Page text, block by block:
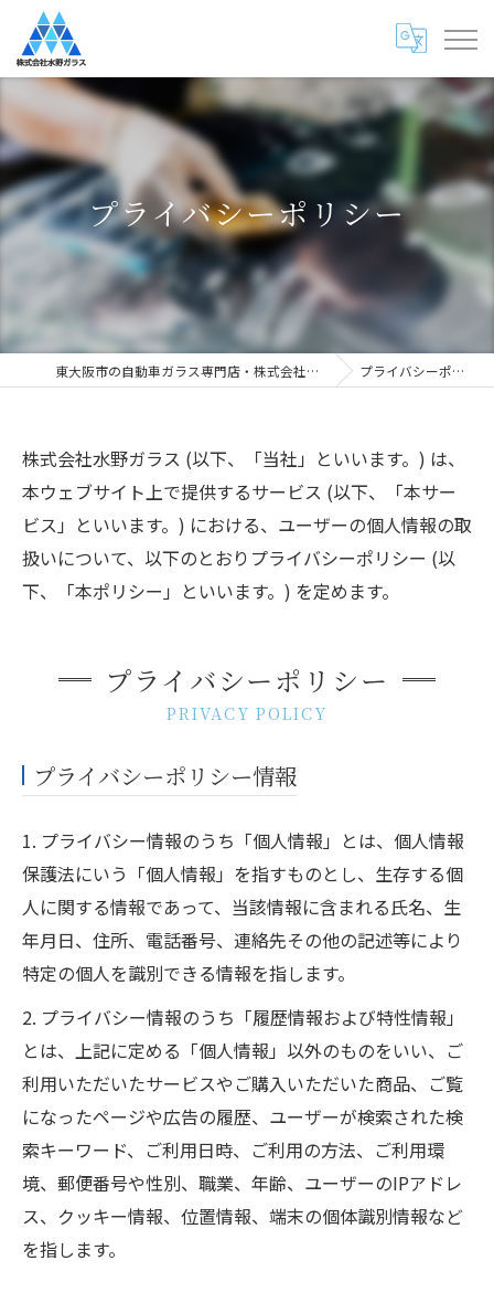
プライバシーポリシー
東大阪市の自動車ガラス専門店・株式会社水野ガラス プライバシーポリシー
株式会社水野ガラス (以下、「当社」といいます。) は、
本ウェブサイト上で提供するサービス (以下、「本サー
ビス」といいます。) における、ユーザーの個人情報の取
扱いについて、以下のとおりプライバシーポリシー (以
下、「本ポリシー」といいます。) を定めます。
プライバシーポリシー
PRIVACY POLICY
プライバシーポリシー情報
1. プライバシー情報のうち「個人情報」とは、個人情報
保護法にいう「個人情報」を指すものとし、生存する個
人に関する情報であって、当該情報に含まれる氏名、生
年月日、住所、電話番号、連絡先その他の記述等により
特定の個人を識別できる情報を指します。
2. プライバシー情報のうち「履歴情報および特性情報」
とは、上記に定める「個人情報」以外のものをいい、ご
利用いただいたサービスやご購入いただいた商品、ご覧
になったページや広告の履歴、ユーザーが検索された検
索キーワード、ご利用日時、ご利用の方法、ご利用環
境、郵便番号や性別、職業、年齢、ユーザーのIPアドレ
ス、クッキー情報、位置情報、端末の個体識別情報など
を指します。